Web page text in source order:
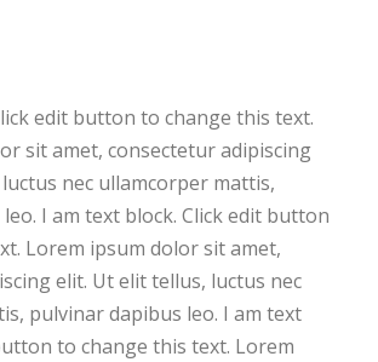
edit button to change this text.
sit amet, consectetur adipiscing
nec ullamcorper mattis,
I am text block. Click edit button
Lorem ipsum dolor sit amet,
elit. Ut elit tellus, luctus nec
pulvinar dapibus leo. I am text
to change this text. Lorem